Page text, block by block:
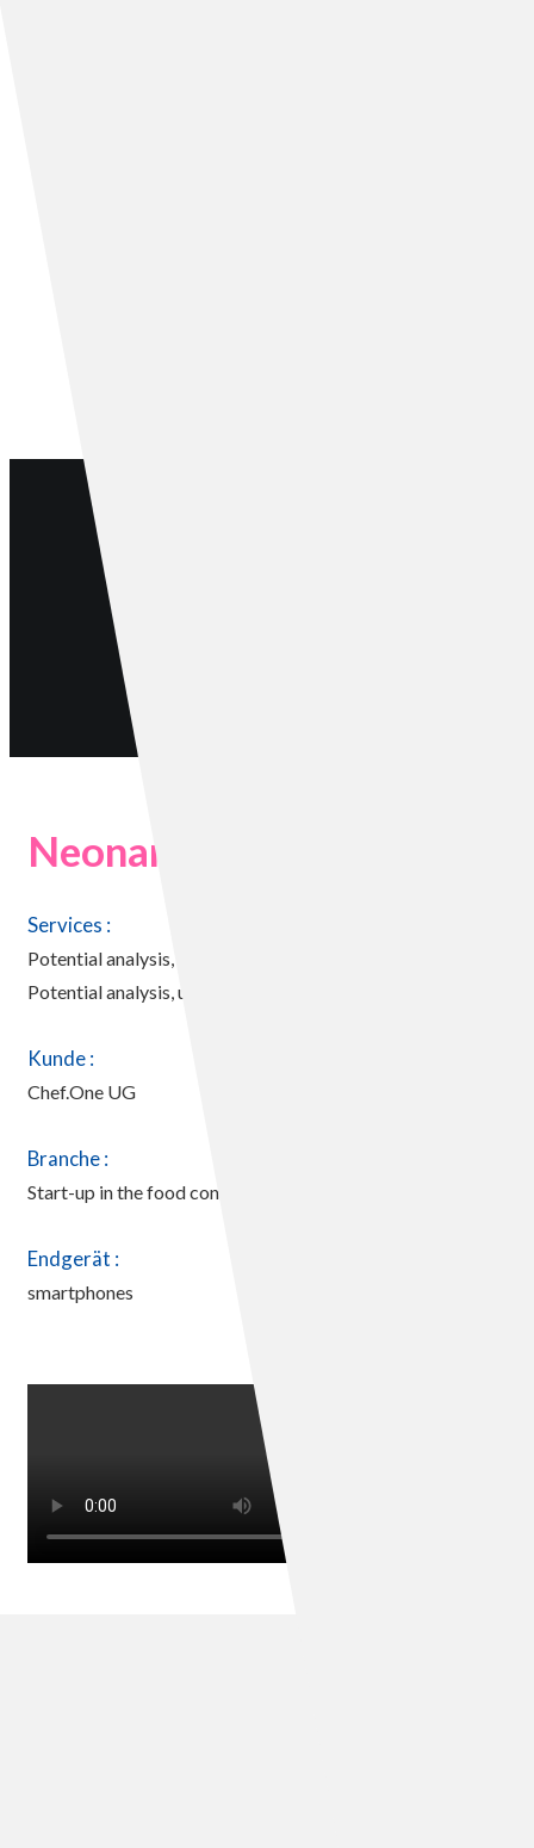
Neonamic & Chef.one: A
Services :
Potential analysis, usability test,
Potential analysis, usability test,
Kunde :
Chef.One UG
Branche :
Start-up in the food context
Endgerät :
smartphones